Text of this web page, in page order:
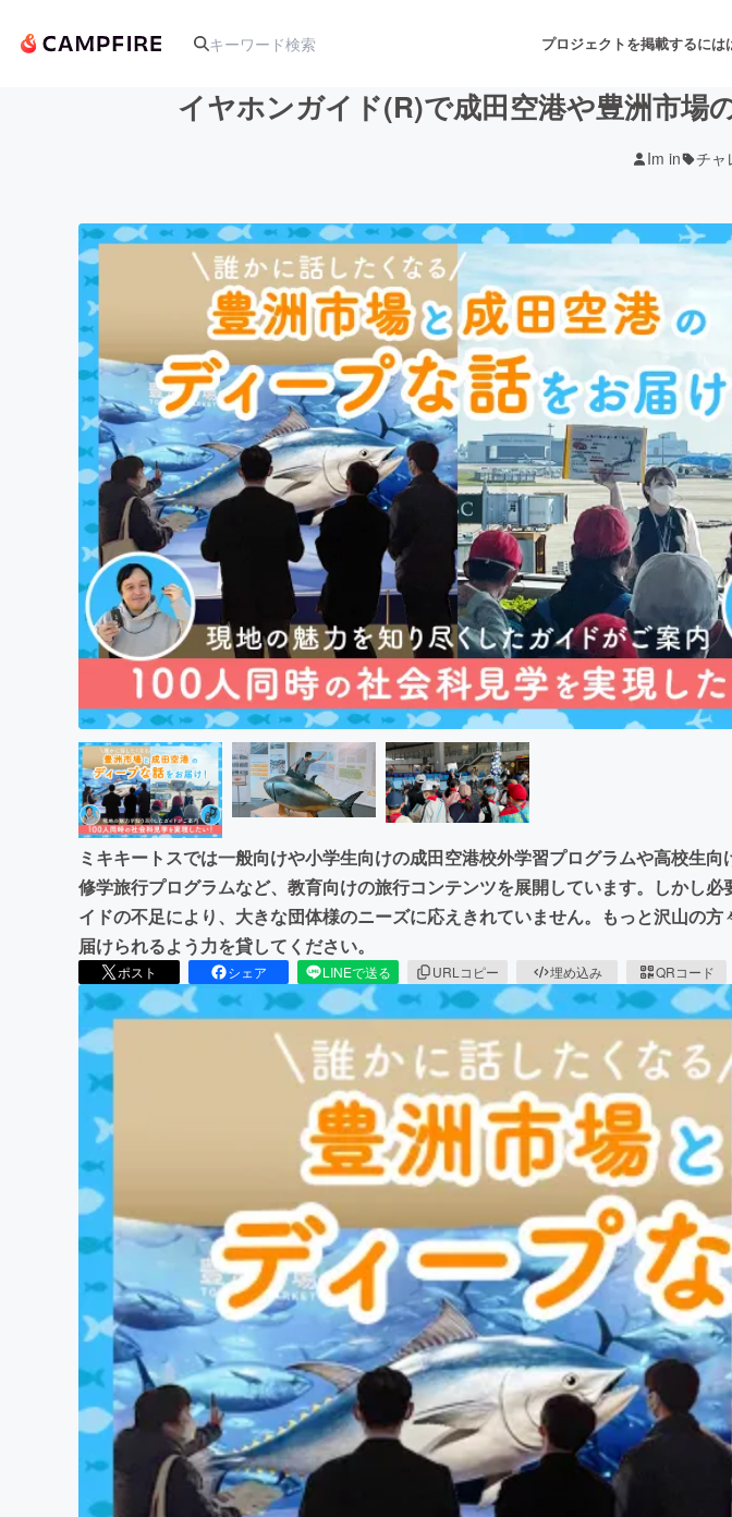
プロジェクトを掲載するには
アート・写真 音楽
テクノロジー・ガジェット ゲーム・サービス開発
映像・映画 書籍・雑誌出版
ビジネス・起業 チャレンジ
まちづくり・地域活性化
CAMPFIRE for Social
CAMPFIREふるさと納税
イヤホンガイド(R)で成田空港や豊洲市場
Im in チャ
ミキキートスでは一般向けや小学生向けの成田空港校外学習プログラムや高校生向
修学旅行プログラムなど、教育向けの旅行コンテンツを展開しています。しかし必
イドの不足により、大きな団体様のニーズに応えきれていません。もっと沢山の方
届けられるよう力を貸してください。
ポスト シェア LINEで送る URLコピー 埋め込み QRコード